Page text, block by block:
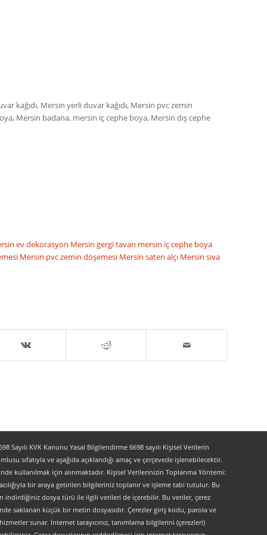
kağıdı, Mersin yerli duvar kağıdı, Mersin pvc zemin
Mersin badana, mersin iç cephe boya, Mersin dış cephe
ev dekorasyon Mersin gergi tavan mersin iç cephe boya
Mersin pvc zemin döşemesi Mersin saten alçı Mersin sıva
Sayılı KVK Kanunu Yasal Bilgilendirme 6698 sayılı Kişisel Verilerin
sıfatıyla ve aşağıda açıklandığı amaç ve çerçevede işlenebilecektir.
kullanılmak için alınmaktadır. Kişisel Verilerinizin Toplanma Yöntemi:
bir araya getirilen bilgileriniz toplanır ve işleme tabi tutulur. Bu
indirdiğiniz dosya türü ile ilgili verileri de içerebilir. Bu veriler, çerez
saklanan küçük bir metin dosyasıdır. Çerezler giriş kodu, parola ve
sunar. İnternet tarayıcınız, tanımlama bilgilerini (çerezleri)